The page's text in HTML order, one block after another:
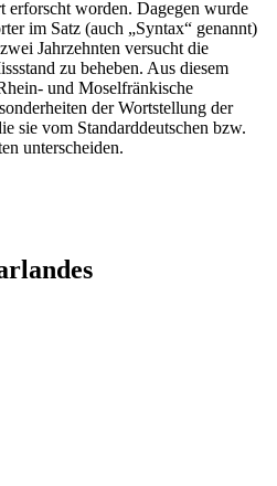
erforscht worden. Dagegen wurde
im Satz (auch „Syntax“ genannt)
Jahrzehnten versucht die
zu beheben. Aus diesem
und Moselfränkische
der Wortstellung der
sie vom Standarddeutschen bzw.
unterscheiden.